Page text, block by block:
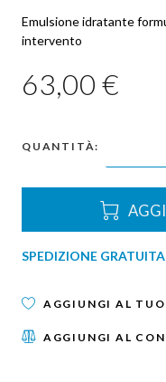
Emulsione idratante
intervento
63,00 €
QUANTITÀ:
SPEDIZIONE GRATUITA
AGGIUNGI AL
AGGIUNGI AL